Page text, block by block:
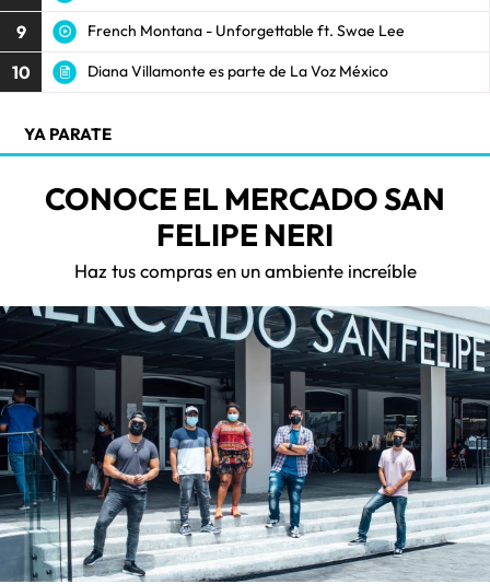
9 French Montana - Unforgettable ft. Swae Lee
10 Diana Villamonte es parte de La Voz México
YA PARATE
CONOCE EL MERCADO SAN
FELIPE NERI
Haz tus compras en un ambiente increíble